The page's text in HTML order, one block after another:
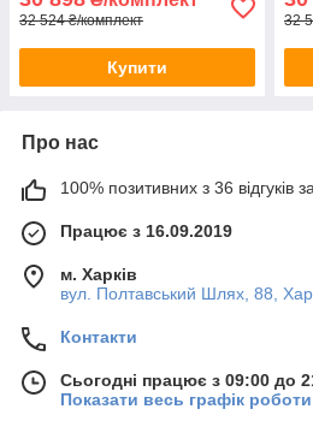
32 524 ₴/комплект
Купити
32
Про нас
100% позитивних з 36 відгуків
Працює з 16.09.2019
м. Харків
вул. Полтавський Шлях, 88,
Контакти
Сьогодні працює з 09:00 до
Показати весь графік роботи